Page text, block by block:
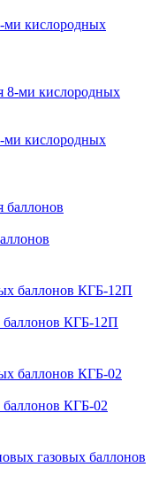
ми кислородных
ми кислородных
баллонов КГБ-12П
баллонов КГБ-02